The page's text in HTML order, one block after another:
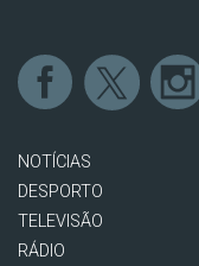
NOTÍCIAS
DESPORTO
TELEVISÃO
RÁDIO